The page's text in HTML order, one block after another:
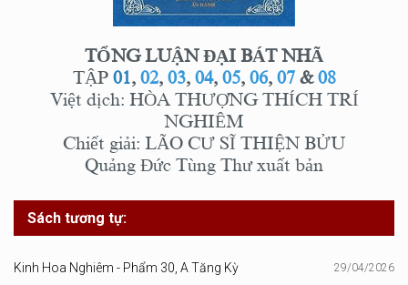
TỔNG LUẬN ĐẠI BÁT NHÃ
TẬP 01, 02, 03, 04, 05, 06, 07&08
Việt dịch: HÒA THƯỢNG THÍCH TRÍ
NGHIÊM
Chiết giải: LÃO CƯ SĨ THIỆN BỬU
Quảng Đức Tùng Thư xuất bản
Sách tương tự:
Kinh Hoa Nghiêm - Phẩm 30, A Tăng Kỳ 29/04/2026